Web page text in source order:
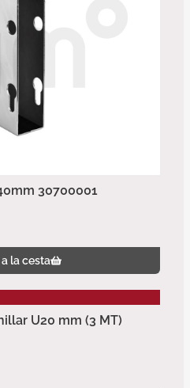
30700001
la cesta
U20 mm (3 MT)